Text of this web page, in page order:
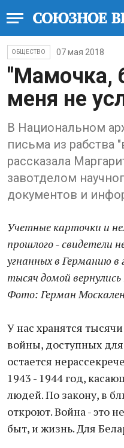
ОБЩЕСТВО 07 мая 2018
"Мамочка,
меня не
В Национальном
письма из рабства
рассказала
завотделом
документов и
Учетные карточки и
прошлого - свидетели
угнанных в Германию
тысяч домой
Фото: Герман
У нас хранятся
войны, доступных
остается
1943 - 1944 год,
людей. По закону, в
откроют. Война - это
быт, и жизнь. Для